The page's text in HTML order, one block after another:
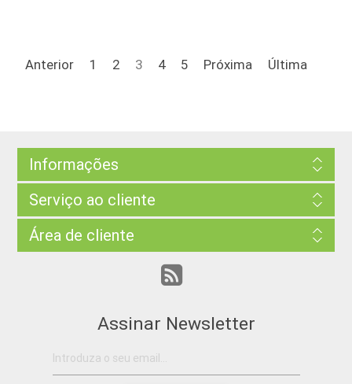
Anterior 1 2 3 4 5 Próxima Última
Informações
Serviço ao cliente
Área de cliente
Assinar Newsletter